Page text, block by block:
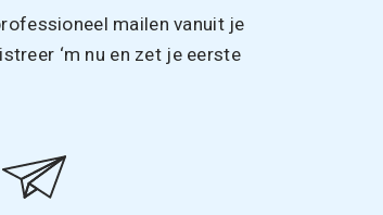
mailen vanuit je
‘m nu en zet je eerste